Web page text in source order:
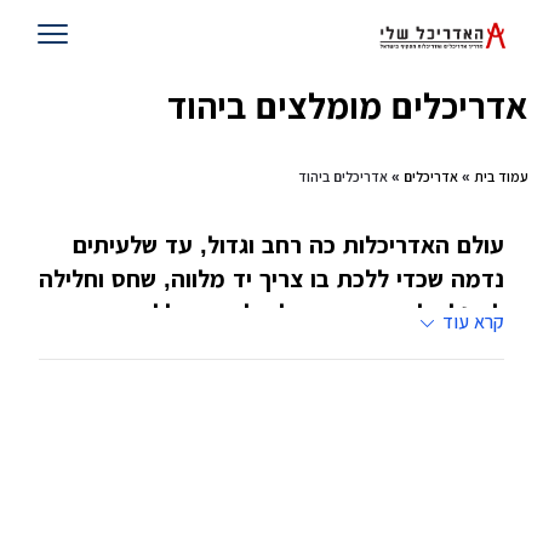
אדריכלים מומלצים ביהוד
עמוד בית » אדריכלים » אדריכלים ביהוד
עולם האדריכלות כה רחב וגדול, עד שלעיתים
נדמה שכדי ללכת בו צריך יד מלווה, שחס וחלילה
לא נלך לאיבוד. אדריכל שלי שמח ללוות אתכם,
קרא עוד